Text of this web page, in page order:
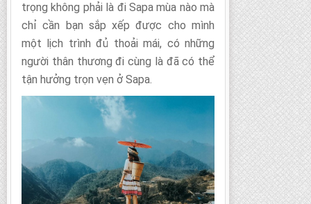
trọng không phải là đi Sapa mùa nào mà
chỉ cần bạn sắp xếp được cho mình
một lịch trình đủ thoải mái, có những
người thân thương đi cùng là đã có thể
tận hưởng trọn vẹn ở Sapa.